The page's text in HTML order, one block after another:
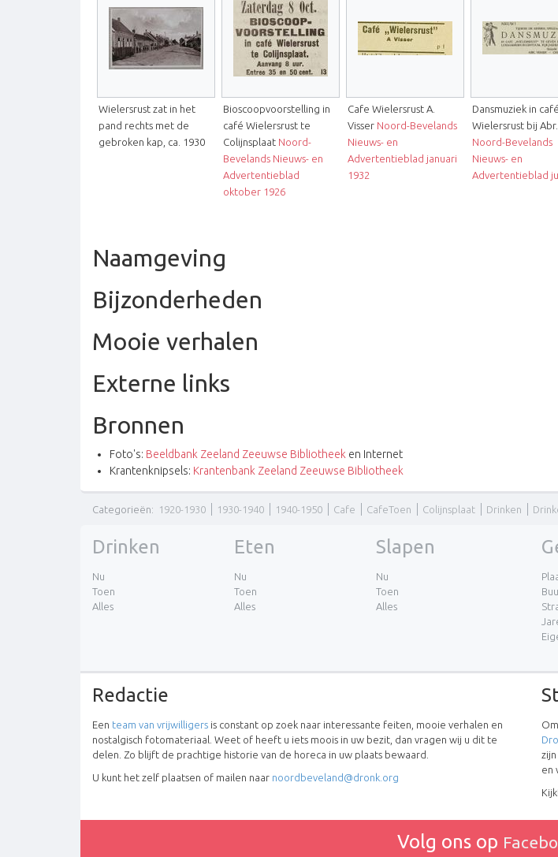
Wielersrust zat in het
pand rechts met de
gebroken kap, ca. 1930
Bioscoopvoorstelling in
café Wielersrust te
Colijnsplaat Noord-
Bevelands Nieuws- en
Advertentieblad
oktober 1926
Cafe Wielersrust A.
Visser Noord-Bevelands
Nieuws- en
Advertentieblad januari
1932
Dansmuziek in café
Wielersrust bij
Noord-Bevelands
Nieuws- en
Advertentieblad
Naamgeving
Bijzonderheden
Mooie verhalen
Externe links
Bronnen
Foto's: Beeldbank Zeeland Zeeuwse Bibliotheek en Internet
Krantenknipsels: Krantenbank Zeeland Zeeuwse Bibliotheek
Categorieën: 1920-1930 1930-1940 1940-1950 Cafe CafeToen Colijnsplaat Drinken
Drinken
Nu
Toen
Alles
Eten
Nu
Toen
Alles
Slapen
Nu
Toen
Alles
Redactie
Een team van vrijwilligers is constant op zoek naar interessante feiten, mooie verhalen en
nostalgisch fotomateriaal. Weet of heeft u iets moois in uw bezit, dan vragen wij u dit te
delen. Zo blijft de prachtige historie van de horeca in uw plaats bewaard.
U kunt het zelf plaatsen of mailen naar noordbeveland@dronk.org
en
Volg ons op